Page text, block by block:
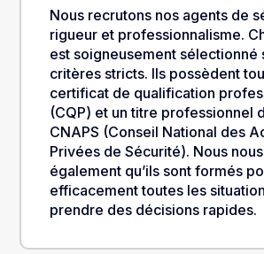
Nous recrutons nos agents de
rigueur et professionnalisme.
est soigneusement sélectionné
critères stricts. Ils possèdent
certificat de qualification
(CQP) et un titre professionnel
CNAPS (Conseil National des
Privées de Sécurité). Nous
également qu’ils sont formés
efficacement toutes les
prendre des décisions rapides.